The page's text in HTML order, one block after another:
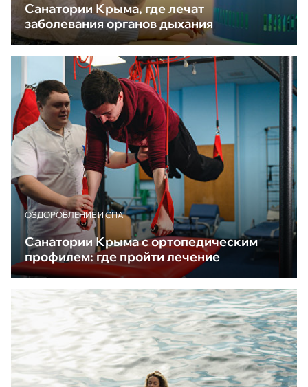
Санатории Крыма, где лечат
заболевания органов дыхания
ОЗДОРОВЛЕНИЕ И СПА
Санатории Крыма с ортопедическим
профилем: где пройти лечение